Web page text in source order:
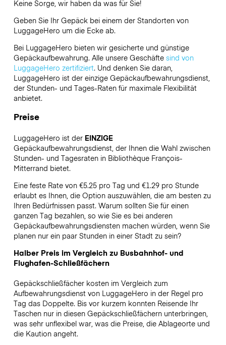
Keine Sorge, wir haben da was für Sie!
Geben Sie Ihr Gepäck bei einem der Standorten von
LuggageHero um die Ecke ab.
Bei LuggageHero bieten wir gesicherte und günstige
Gepäckaufbewahrung. Alle unsere Geschäfte sind von
LuggageHero zertifiziert. Und denken Sie daran,
LuggageHero ist der einzige Gepäckaufbewahrungsdienst,
der Stunden- und Tages-Raten für maximale Flexibilität
anbietet.
Preise
LuggageHero ist der EINZIGE
Gepäckaufbewahrungsdienst, der Ihnen die Wahl zwischen
Stunden- und Tagesraten in Bibliothèque François-
Mitterrand bietet.
Eine feste Rate von €5.25 pro Tag und €1.29 pro Stunde
erlaubt es Ihnen, die Option auszuwählen, die am besten zu
Ihren Bedürfnissen passt. Warum sollten Sie für einen
ganzen Tag bezahlen, so wie Sie es bei anderen
Gepäckaufbewahrungsdiensten machen würden, wenn Sie
planen nur ein paar Stunden in einer Stadt zu sein?
Halber Preis im Vergleich zu Busbahnhof- und
Flughafen-Schließfächern
Gepäckschließfächer kosten im Vergleich zum
Aufbewahrungsdienst von LuggageHero in der Regel pro
Tag das Doppelte. Bis vor kurzem konnten Reisende Ihr
Taschen nur in diesen Gepäckschließfächern unterbringen,
was sehr unflexibel war, was die Preise, die Ablageorte und
die Kaution angeht.